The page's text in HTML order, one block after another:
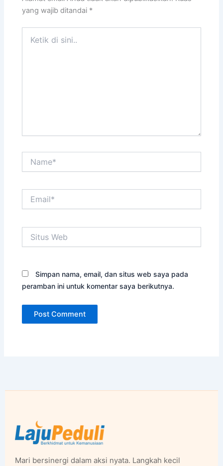
yang wajib ditandai *
Web
Simpan nama, email, dan situs web saya pada
peramban ini untuk komentar saya berikutnya.
Mari bersinergi dalam aksi nyata. Langkah kecil